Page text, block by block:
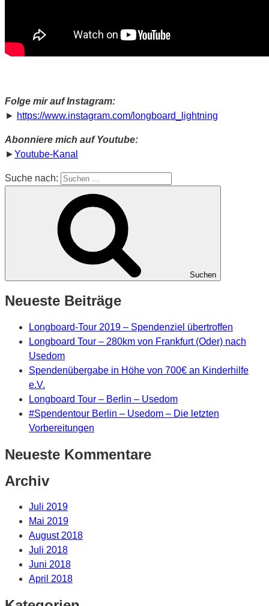
Folge mir auf Instagram:
► https://www.instagram.com/longboard_lightning
Abonniere mich auf Youtube:
►Youtube-Kanal
Suche nach:
Suchen
Neueste Beiträge
Longboard-Tour 2019 – Spendenziel übertroffen
Longboard Tour – 280km von Frankfurt (Oder) nach
Usedom
Spendenübergabe in Höhe von 700€ an Kinderhilfe
e.V.
Longboard Tour – Berlin – Usedom
#Spendentour Berlin – Usedom – Die letzten
Vorbereitungen
Neueste Kommentare
Archiv
Juli 2019
Mai 2019
August 2018
Juli 2018
Juni 2018
April 2018